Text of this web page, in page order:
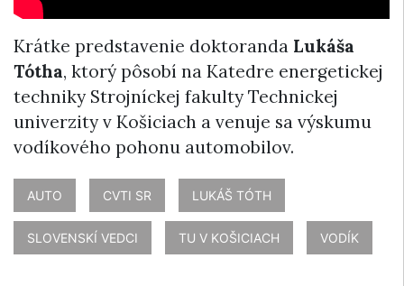
Krátke predstavenie doktoranda Lukáša
Tótha, ktorý pôsobí na Katedre energetickej
techniky Strojníckej fakulty Technickej
univerzity v Košiciach a venuje sa výskumu
vodíkového pohonu automobilov.
AUTO CVTI SR LUKÁŠ TÓTH
SLOVENSKÍ VEDCI TU V KOŠICIACH VODÍK